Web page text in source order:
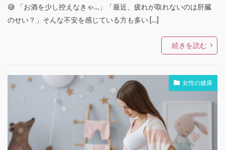
😅 「お酒を少し控えなきゃ…」「最近、疲れが取れないのは肝臓
のせい？」そんな不安を感じている方も多い […]
続きを読む
女性の健康